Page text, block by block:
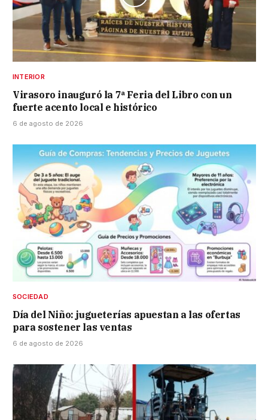
INTERIOR
Virasoro inauguró la 7ª Feria del Libro con un
fuerte acento local e histórico
6 de agosto de 2026
SOCIEDAD
Día del Niño: jugueterías apuestan a las ofertas
para sostener las ventas
6 de agosto de 2026